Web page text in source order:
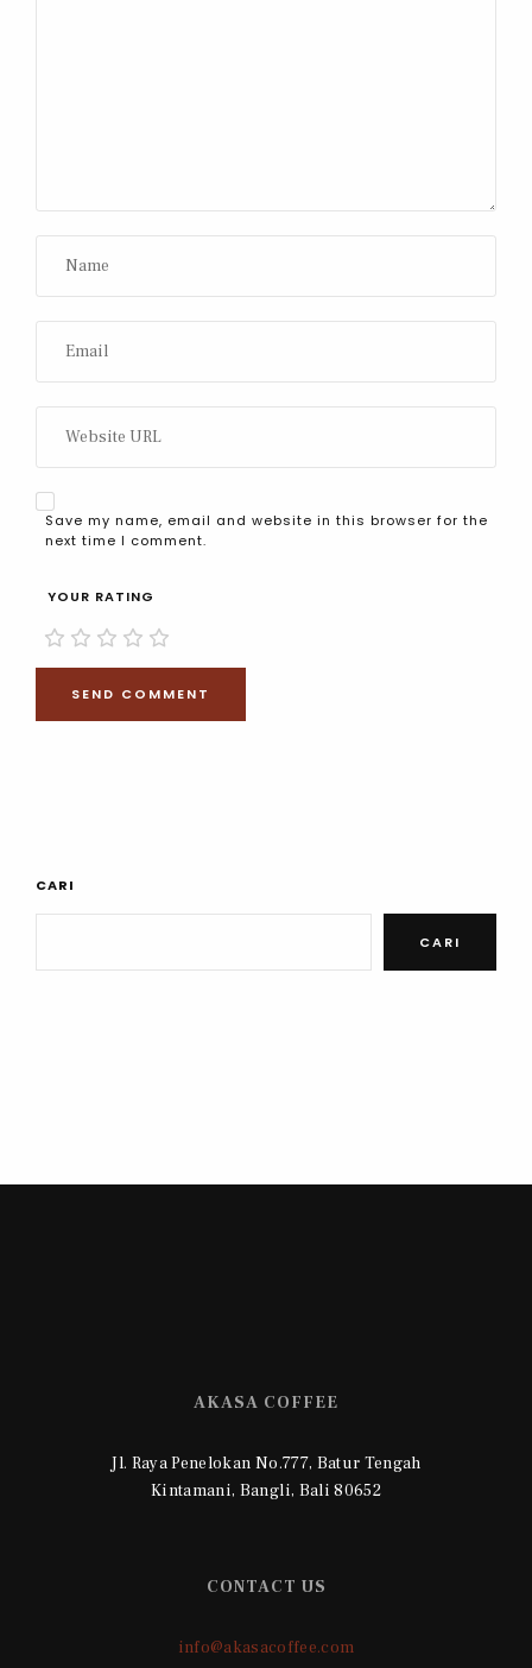
Save my name, email and website in this browser for the
next time I comment.
YOUR RATING
CARI
CARI
AKASA COFFEE
Jl. Raya Penelokan No.777, Batur Tengah
Kintamani, Bangli, Bali 80652
CONTACT US
info@akasacoffee.com